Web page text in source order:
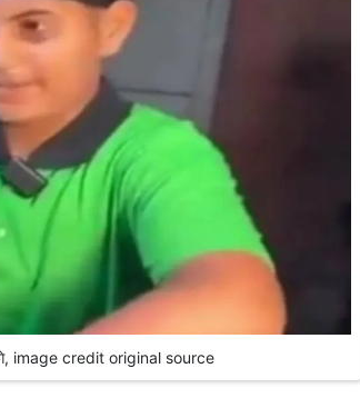
image credit original source